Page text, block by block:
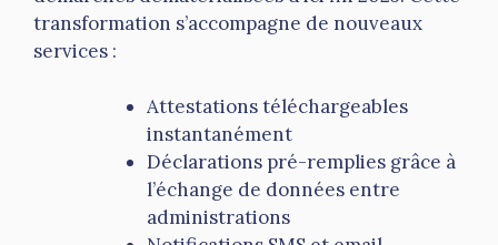
transformation s’accompagne de nouveaux
services :
Attestations téléchargeables
instantanément
Déclarations pré-remplies grâce à
l’échange de données entre
administrations